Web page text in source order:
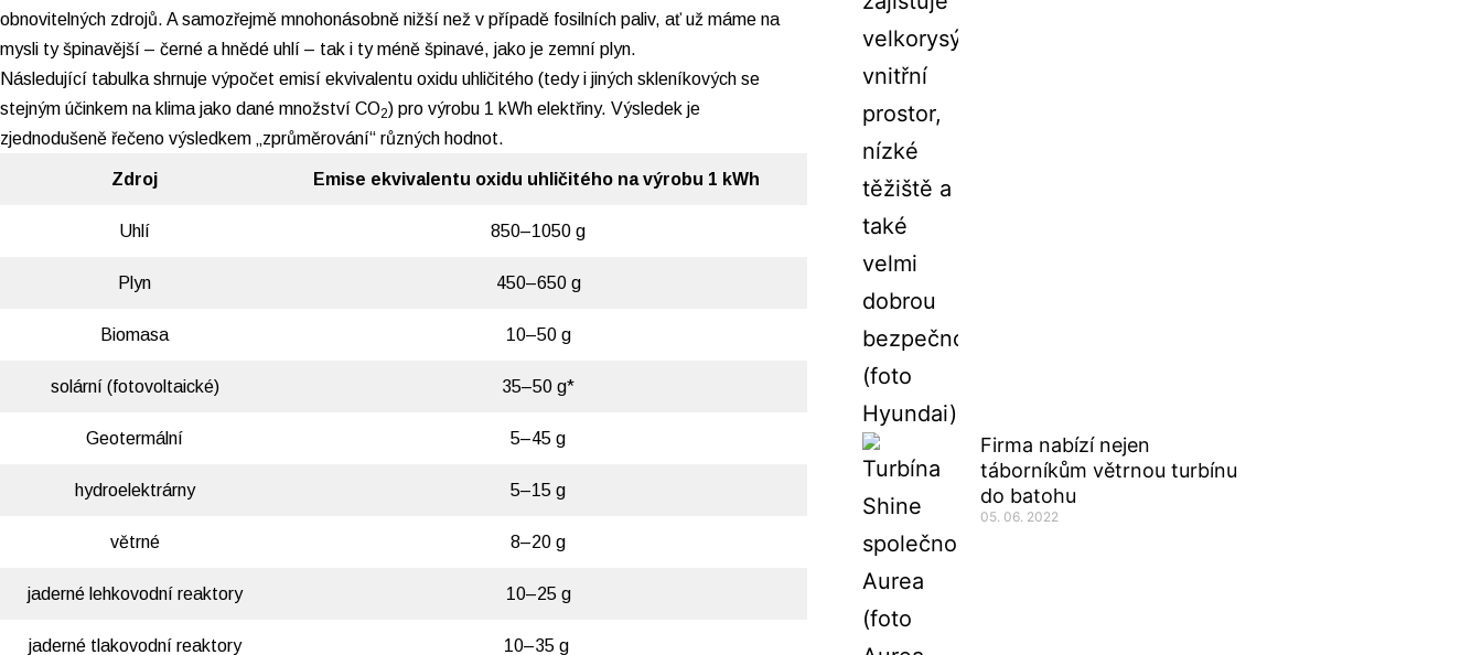
obnovitelných zdrojů. A samozřejmě mnohonásobně nižší než v případě fosilních paliv, ať už máme na
mysli ty špinavější – černé a hnědé uhlí – tak i ty méně špinavé, jako je zemní plyn.
Následující tabulka shrnuje výpočet emisí ekvivalentu oxidu uhličitého (tedy i jiných skleníkových se
stejným účinkem na klima jako dané množství CO2) pro výrobu 1 kWh elektřiny. Výsledek je
zjednodušeně řečeno výsledkem „zprůměrování“ různých hodnot.
Zdroj Emise ekvivalentu oxidu uhličitého na výrobu 1 kWh
Uhlí 850–1050 g
Plyn 450–650 g
Biomasa 10–50 g
solární (fotovoltaické) 35–50 g*
Geotermální 5–45 g
hydroelektrárny 5–15 g
větrné 8–20 g
jaderné lehkovodní reaktory 10–25 g
jaderné tlakovodní reaktory 10–35 g
Firma nabízí nejen
táborníkům větrnou turbínu
do batohu
05. 06. 2022